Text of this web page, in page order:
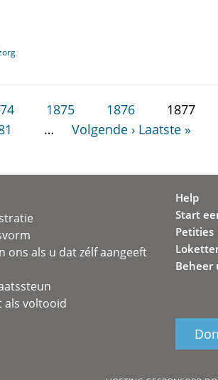
1875 1876
1877
… Volgende › Laatste »
ons als u dat zélf aangeeft
als voltooid
Help
Start
Petities
Beheer